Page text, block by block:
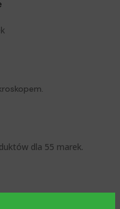
dla 55 marek.